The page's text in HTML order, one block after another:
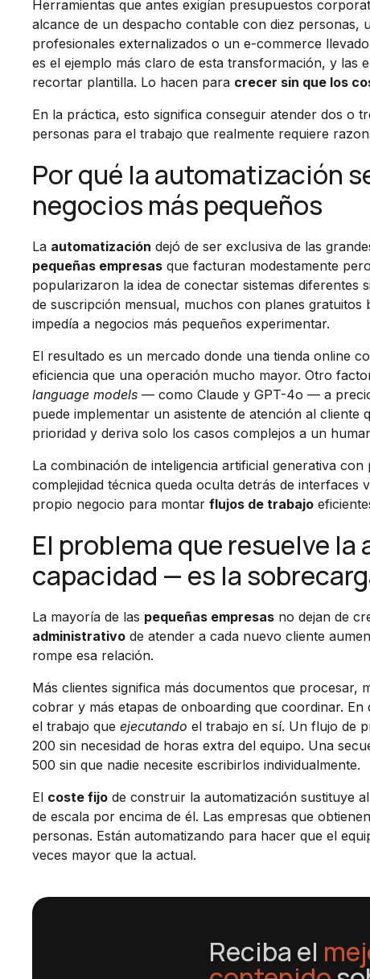
Herramientas que antes exigían presupuestos
alcance de un despacho contable con diez personas,
profesionales externalizados o un e-commerce
es el ejemplo más claro de esta transformación, y las
recortar plantilla. Lo hacen para crecer sin que los
En la práctica, esto significa conseguir atender dos o
personas para el trabajo que realmente requiere
Por qué la automatización
negocios más pequeños
La automatización dejó de ser exclusiva de las
pequeñas empresas que facturan modestamente
popularizaron la idea de conectar sistemas diferentes
de suscripción mensual, muchos con planes
impedía a negocios más pequeños experimentar.
El resultado es un mercado donde una tienda online
eficiencia que una operación mucho mayor. Otro
language models — como Claude y GPT-4o — a
puede implementar un asistente de atención al
prioridad y deriva solo los casos complejos a un
La combinación de inteligencia artificial generativa con
complejidad técnica queda oculta detrás de interfaces
propio negocio para montar flujos de trabajo
El problema que resuelve
capacidad — es la
La mayoría de las pequeñas empresas no dejan de
administrativo de atender a cada nuevo cliente
rompe esa relación.
Más clientes significa más documentos que procesar,
cobrar y más etapas de onboarding que coordinar.
el trabajo que ejecutando el trabajo en sí. Un flujo de
200 sin necesidad de horas extra del equipo. Una
500 sin que nadie necesite escribirlos individualmente.
El coste fijo de construir la automatización sustituye al
de escala por encima de él. Las empresas que
personas. Están automatizando para hacer que el
veces mayor que la actual.
Reciba el